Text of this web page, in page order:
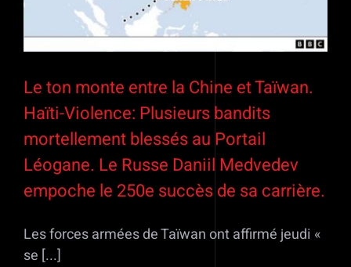
Le ton monte entre la Chine et Taïwan.
Haïti-Violence: Plusieurs bandits
mortellement blessés au Portail
Léogane. Le Russe Daniil Medvedev
empoche le 250e succès de sa carrière.
Les forces armées de Taïwan ont affirmé jeudi «
se [...]